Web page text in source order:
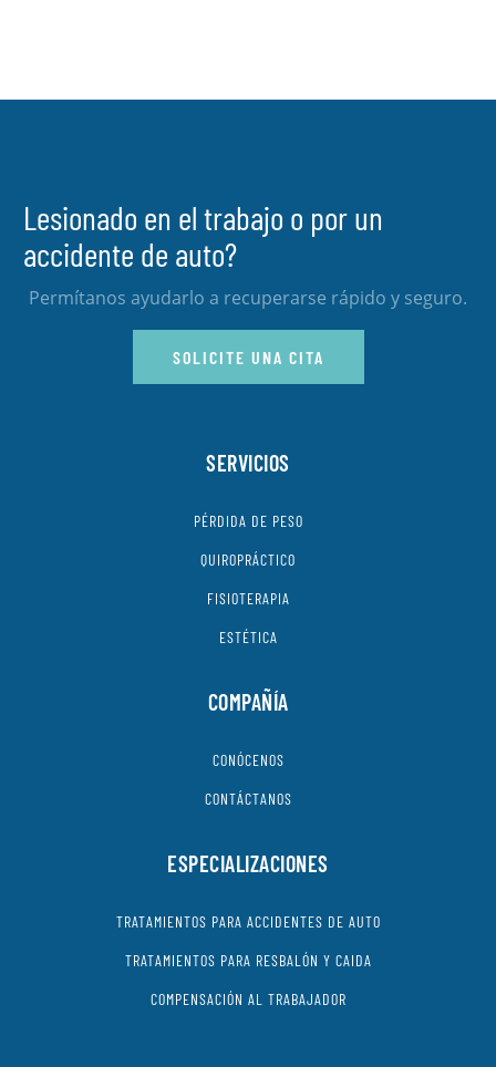
Lesionado en el trabajo o por un
accidente de auto?
Permítanos ayudarlo a recuperarse rápido y seguro.
SOLICITE UNA CITA
SERVICIOS
PÉRDIDA DE PESO
QUIROPRÁCTICO
FISIOTERAPIA
ESTÉTICA
COMPAÑÍA
CONÓCENOS
CONTÁCTANOS
ESPECIALIZACIONES
TRATAMIENTOS PARA ACCIDENTES DE AUTO
TRATAMIENTOS PARA RESBALÓN Y CAIDA
COMPENSACIÓN AL TRABAJADOR